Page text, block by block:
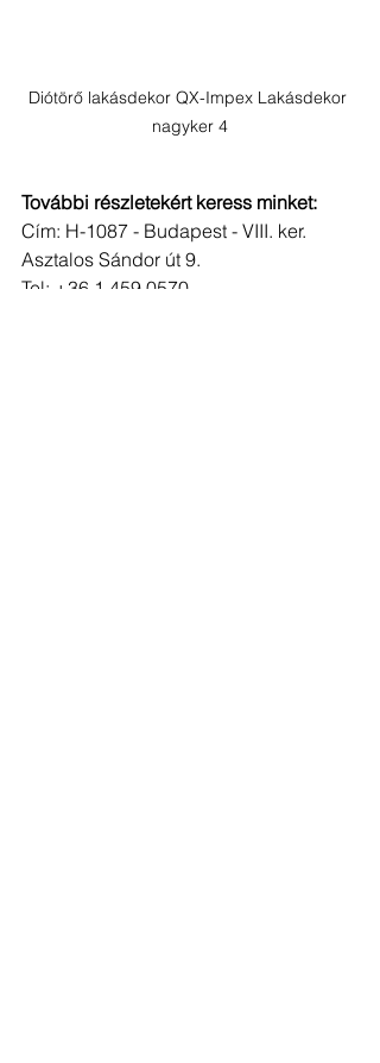
Diótörő lakásdekor QX-Impex Lakásdekor
nagyker 4
További részletekért keress minket:
Cím: H-1087 - Budapest - VIII. ker.
Asztalos Sándor út 9.
Tel: +36 1 459 0570